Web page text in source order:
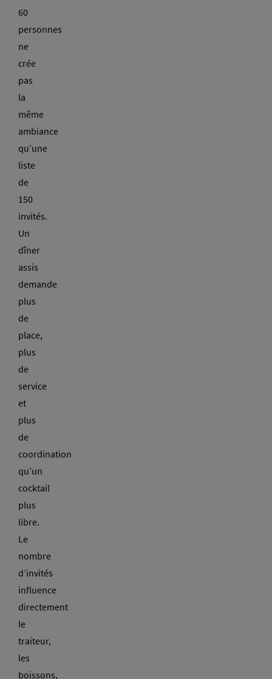
60
personnes
ne
crée
pas
la
même
ambiance
qu’une
liste
de
150
invités.
Un
dîner
assis
demande
plus
de
place,
plus
de
service
et
plus
de
coordination
qu’un
cocktail
plus
libre.
Le
nombre
d’invités
influence
directement
le
traiteur,
les
boissons,